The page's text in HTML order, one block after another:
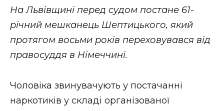
Втрачений Ужгород
Втрачений Ужгород (відеоверсія)
ЗАКАРПАТСЬКІ НОВИНИ
На Львівщині перед судом постане 61-
річний мешканець Шептицького, який
протягом восьми років переховувався від
правосуддя в Німеччині.
Чоловіка звинувачують у постачанні
наркотиків у складі організованої